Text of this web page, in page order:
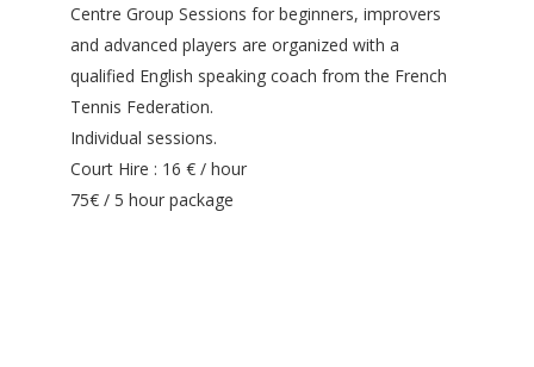
Centre Group Sessions for beginners, improvers
and advanced players are organized with a
qualified English speaking coach from the French
Tennis Federation.
Individual sessions.
Court Hire : 16 € / hour
75€ / 5 hour package